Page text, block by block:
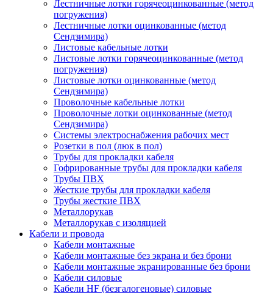
Лестничные лотки горячеоцинкованные (метод
погружения)
Лестничные лотки оцинкованные (метод
Сендзимира)
Листовые кабельные лотки
Листовые лотки горячеоцинкованные (метод
погружения)
Листовые лотки оцинкованные (метод
Сендзимира)
Проволочные кабельные лотки
Проволочные лотки оцинкованные (метод
Сендзимира)
Системы электроснабжения рабочих мест
Розетки в пол (люк в пол)
Трубы для прокладки кабеля
Гофрированные трубы для прокладки кабеля
Трубы ПВХ
Жесткие трубы для прокладки кабеля
Трубы жесткие ПВХ
Металлорукав
Металлорукав с изоляцией
Кабели и провода
Кабели монтажные
Кабели монтажные без экрана и без брони
Кабели монтажные экранированные без брони
Кабели силовые
Кабели HF (безгалогеновые) силовые